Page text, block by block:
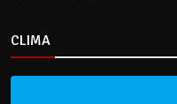
CLIMA